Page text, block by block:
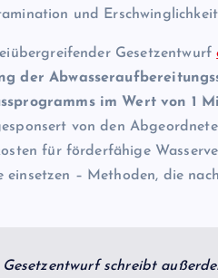
und
Gesetzentwurf
der
im Wert von 1
von den
für förderfähige
einsetzen – Methoden, die
Gesetzentwurf schreibt